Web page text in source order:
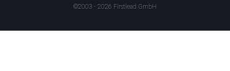
©2003 - 2026 Firstlead GmbH